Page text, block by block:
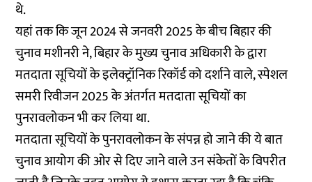
थे.
यहां तक कि जून 2024 से जनवरी 2025 के बीच बिहार की
चुनाव मशीनरी ने, बिहार के मुख्य चुनाव अधिकारी के द्वारा
मतदाता सूचियों के इलेक्ट्रॉनिक रिकॉर्ड को दर्शाने वाले, स्पेशल
समरी रिवीजन 2025 के अंतर्गत मतदाता सूचियों का
पुनरावलोकन भी कर लिया था.
मतदाता सूचियों के पुनरावलोकन के संपन्न हो जाने की ये बात
चुनाव आयोग की ओर से दिए जाने वाले उन संकेतों के विपरीत